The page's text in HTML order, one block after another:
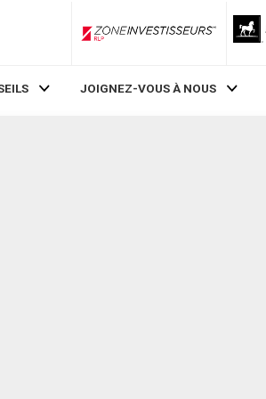
ZoneInvestisseurs RLP
JOIGNEZ-VOUS À NOUS